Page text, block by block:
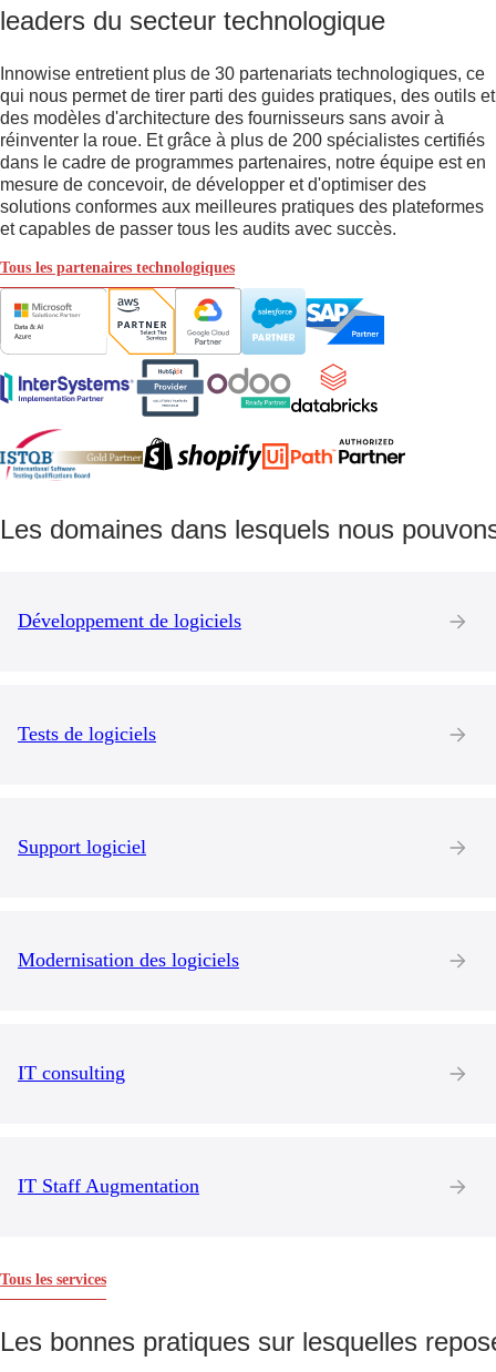
leaders du secteur technologique
Innowise entretient plus de 30 partenariats technologiques, ce
qui nous permet de tirer parti des guides pratiques, des outils et
des modèles d'architecture des fournisseurs sans avoir à
réinventer la roue. Et grâce à plus de 200 spécialistes certifiés
dans le cadre de programmes partenaires, notre équipe est en
mesure de concevoir, de développer et d'optimiser des
solutions conformes aux meilleures pratiques des plateformes
et capables de passer tous les audits avec succès.
Tous les partenaires technologiques
Les domaines dans lesquels nous
Développement de logiciels
Tests de logiciels
Support logiciel
Modernisation des logiciels
IT consulting
IT Staff Augmentation
Tous les services
Les bonnes pratiques sur lesquelles